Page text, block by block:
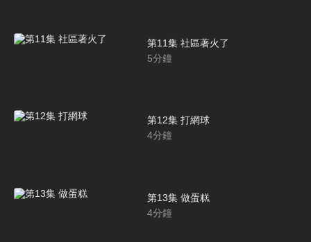
第11集 社區著火了
5分鐘
第12集 打網球
4分鐘
第13集 做蛋糕
4分鐘